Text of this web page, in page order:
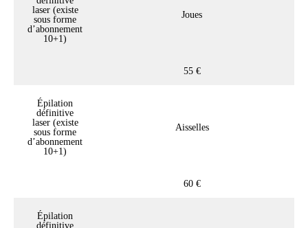
laser (existe
sous forme
d’abonnement
10+1)
Joues
55 €
Épilation
définitive
laser (existe
sous forme
d’abonnement
10+1)
Aisselles
60 €
Épilation
définitive